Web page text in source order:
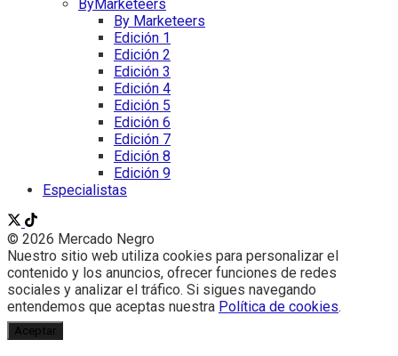
ByMarketeers
By Marketeers
Edición 1
Edición 2
Edición 3
Edición 4
Edición 5
Edición 6
Edición 7
Edición 8
Edición 9
Especialistas
© 2026 Mercado Negro
Nuestro sitio web utiliza cookies para personalizar el
contenido y los anuncios, ofrecer funciones de redes
sociales y analizar el tráfico. Si sigues navegando
entendemos que aceptas nuestra Política de cookies.
Aceptar